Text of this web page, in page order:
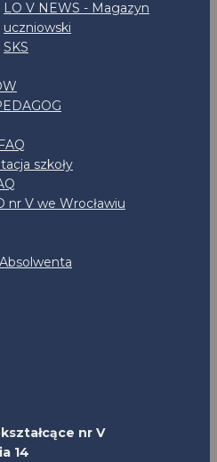
LO V NEWS - Magazyn
uczniowski
SKS
szkoły
nr V we Wrocławiu
nr V
14